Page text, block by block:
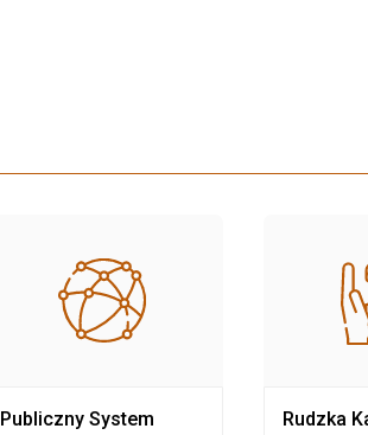
Publiczny System
Rudzka